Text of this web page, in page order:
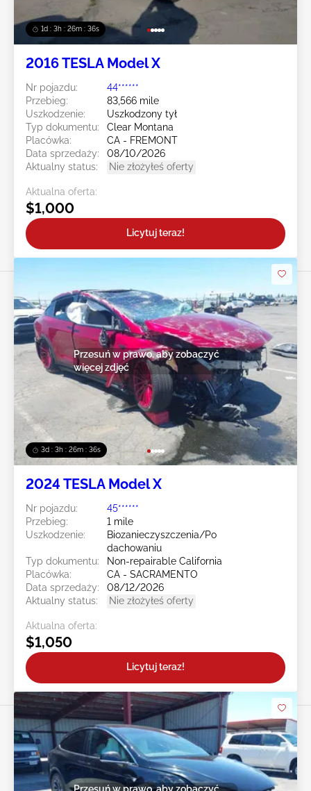
1d : 3h : 26m : 33s
2016 TESLA Model X
Nr pojazdu:
44******
Przebieg:
83,566 mile
Uszkodzenie:
Uszkodzony tył
Typ dokumentu:
Clear Montana
Placówka:
CA - FREMONT
Data sprzedaży:
08/10/2026
Aktualny status:
Nie złożyłeś oferty
Aktualna oferta:
$1,000
Licytuj teraz!
3d : 3h : 26m : 33s
Przesuń w prawo, aby zobaczyć
więcej zdjęć
2024 TESLA Model X
Nr pojazdu:
45******
Przebieg:
1 mile
Uszkodzenie:
Biozanieczyszczenia/Po
dachowaniu
Typ dokumentu:
Non-repairable California
Placówka:
CA - SACRAMENTO
Data sprzedaży:
08/12/2026
Aktualny status:
Nie złożyłeś oferty
Aktualna oferta:
$1,050
Licytuj teraz!
Przesuń w prawo, aby zobaczyć